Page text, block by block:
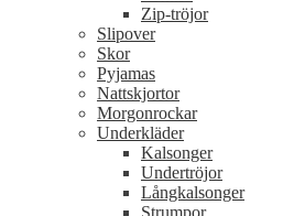
Zip-tröjor
Slipover
Skor
Pyjamas
Nattskjortor
Morgonrockar
Underkläder
Kalsonger
Undertröjor
Långkalsonger
Strumpor